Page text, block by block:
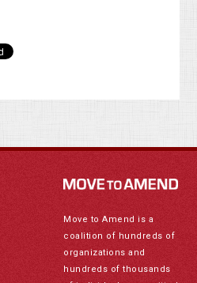
Move to Amend is a
coalition of hundreds of
organizations and
hundreds of thousands